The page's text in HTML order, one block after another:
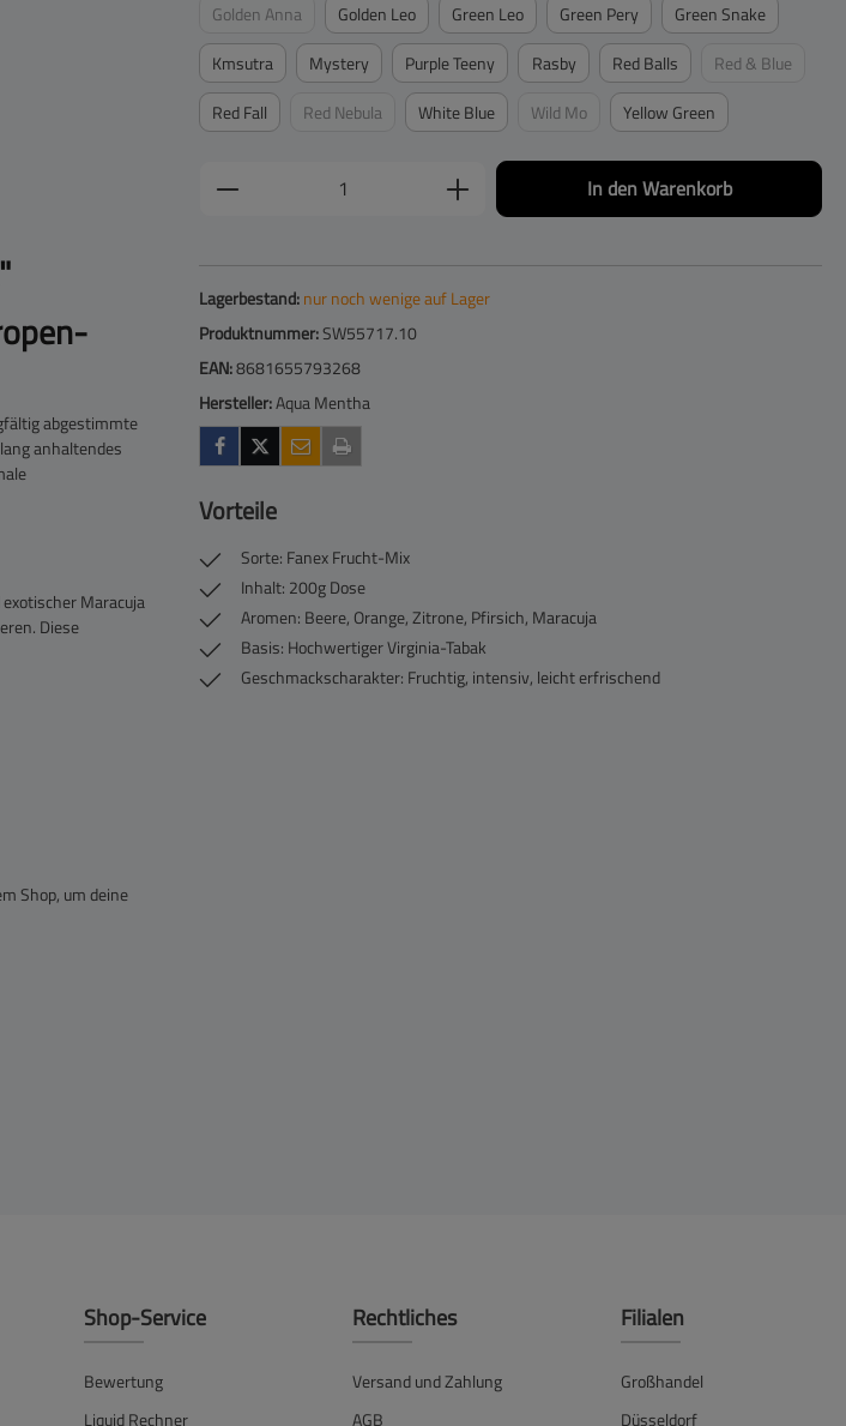
Golden Anna(Diese Option ist zurzeit nicht verfügbar.)
Golden Leo Green Leo Green Pery
Green Snake
Kmsutra
Mystery Purple Teeny Rasby Red Balls Red & Blue(Diese Option
Red Fall Red Nebula(Diese Option ist zurzeit nicht verfügbar.)
White Blue Wild Mo(Diese Option ist zurzeit nicht verfügbar.)
Yellow Green
Produkt Anzahl: Gib den gewünschten Wert ein
In den Warenkorb
Lagerbestand:nur noch wenige auf Lager
Produktnummer:SW55717.10
EAN:8681655793268
Hersteller:Aqua Mentha
Vorteile
Sorte: Fanex Frucht-Mix
Inhalt: 200g Dose
Aromen: Beere, Orange, Zitrone, Pfirsich, Maracuja
Basis: Hochwertiger Virginia-Tabak
Geschmackscharakter: Fruchtig, intensiv, leicht erfrischend
abgestimmte
anhaltendes
Maracuja
Diese
Shop, um deine
Shop-Service
Bewertung
Liquid Rechner
Rechtliches
Versand und Zahlung
AGB
Filialen
Großhandel
Düsseldorf